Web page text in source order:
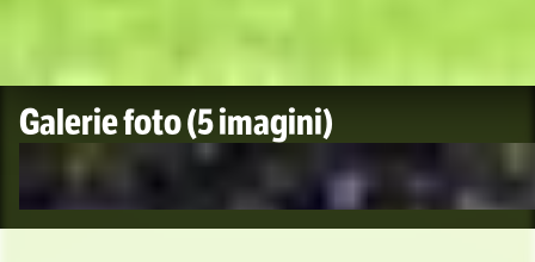
Galerie foto(5 imagini)